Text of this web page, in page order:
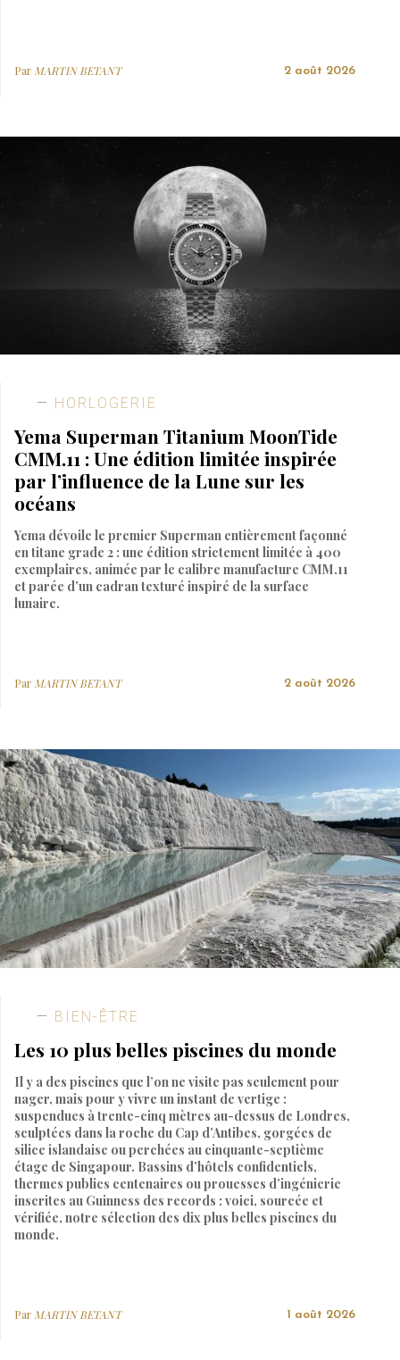
Par MARTIN BETANT 2 août 2026
HORLOGERIE
Yema Superman Titanium MoonTide
CMM.11 : Une édition limitée inspirée
par l’influence de la Lune sur les
océans
Yema dévoile le premier Superman entièrement façonné
en titane grade 2 : une édition strictement limitée à 400
exemplaires, animée par le calibre manufacture CMM.11
et parée d’un cadran texturé inspiré de la surface
lunaire.
ParMARTIN BETANT 2 août 2026
BIEN-ÊTRE
Les 10 plus belles piscines du monde
Il y a des piscines que l’on ne visite pas seulement pour
nager, mais pour y vivre un instant de vertige :
suspendues à trente-cinq mètres au-dessus de Londres,
sculptées dans la roche du Cap d’Antibes, gorgées de
silice islandaise ou perchées au cinquante-septième
étage de Singapour. Bassins d’hôtels confidentiels,
thermes publics centenaires ou prouesses d’ingénierie
inscrites au Guinness des records : voici, sourcée et
vérifiée, notre sélection des dix plus belles piscines du
monde.
Par MARTIN BETANT 1 août 2026